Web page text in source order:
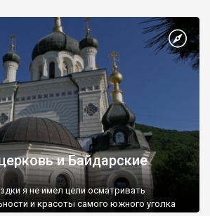
и Байдарские
я не имел цели осматривать
и красоты самого южного уголка